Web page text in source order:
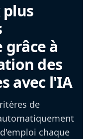
plus
grâce à
des
avec l'IA
de
chaque